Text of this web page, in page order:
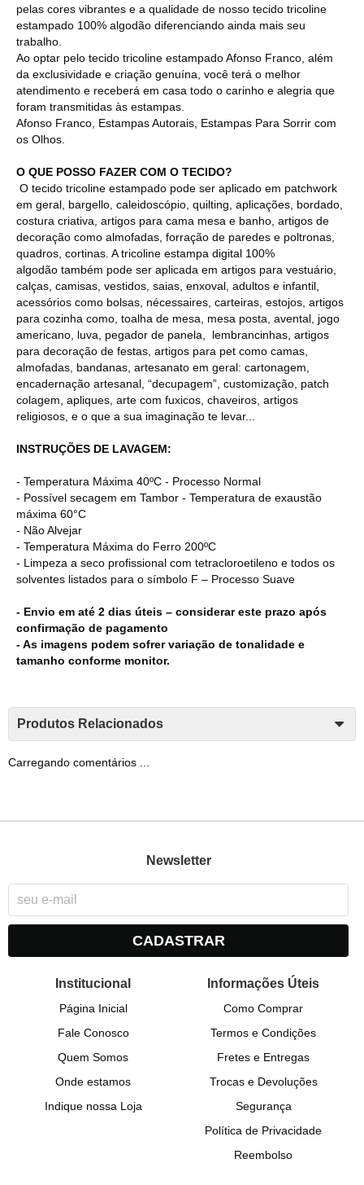
pelas cores vibrantes e a qualidade de nosso tecido tricoline
estampado 100% algodão diferenciando ainda mais seu
trabalho.
Ao optar pelo tecido tricoline estampado Afonso Franco, além
da exclusividade e criação genuína, você terá o melhor
atendimento e receberá em casa todo o carinho e alegria que
foram transmitidas às estampas.
Afonso Franco, Estampas Autorais, Estampas Para Sorrir com
os Olhos.
O QUE POSSO FAZER COM O TECIDO?
O tecido tricoline estampado pode ser aplicado em patchwork
em geral, bargello, caleidoscópio, quilting, aplicações, bordado,
costura criativa, artigos para cama mesa e banho, artigos de
decoração como almofadas, forração de paredes e poltronas,
quadros, cortinas. A tricoline estampa digital 100%
algodão também pode ser aplicada em artigos para vestuário,
calças, camisas, vestidos, saias, enxoval, adultos e infantil,
acessórios como bolsas, nécessaires, carteiras, estojos, artigos
para cozinha como, toalha de mesa, mesa posta, avental, jogo
americano, luva, pegador de panela, lembrancinhas, artigos
para decoração de festas, artigos para pet como camas,
almofadas, bandanas, artesanato em geral: cartonagem,
encadernação artesanal, “decupagem”, customização, patch
colagem, apliques, arte com fuxicos, chaveiros, artigos
religiosos, e o que a sua imaginação te levar...
INSTRUÇÕES DE LAVAGEM:
- Temperatura Máxima 40ºC - Processo Normal
- Possível secagem em Tambor - Temperatura de exaustão
máxima 60°C
- Não Alvejar
- Temperatura Máxima do Ferro 200ºC
- Limpeza a seco profissional com tetracloroetileno e todos os
solventes listados para o símbolo F – Processo Suave
- Envio em até 2 dias úteis – considerar este prazo após
confirmação de pagamento
- As imagens podem sofrer variação de tonalidade e
tamanho conforme monitor.
Produtos Relacionados
Carregando comentários ...
Newsletter
CADASTRAR
Institucional
Página Inicial
Fale Conosco
Quem Somos
Onde estamos
Indique nossa Loja
Informações Úteis
Como Comprar
Termos e Condições
Fretes e Entregas
Trocas e Devoluções
Segurança
Política de Privacidade
Reembolso